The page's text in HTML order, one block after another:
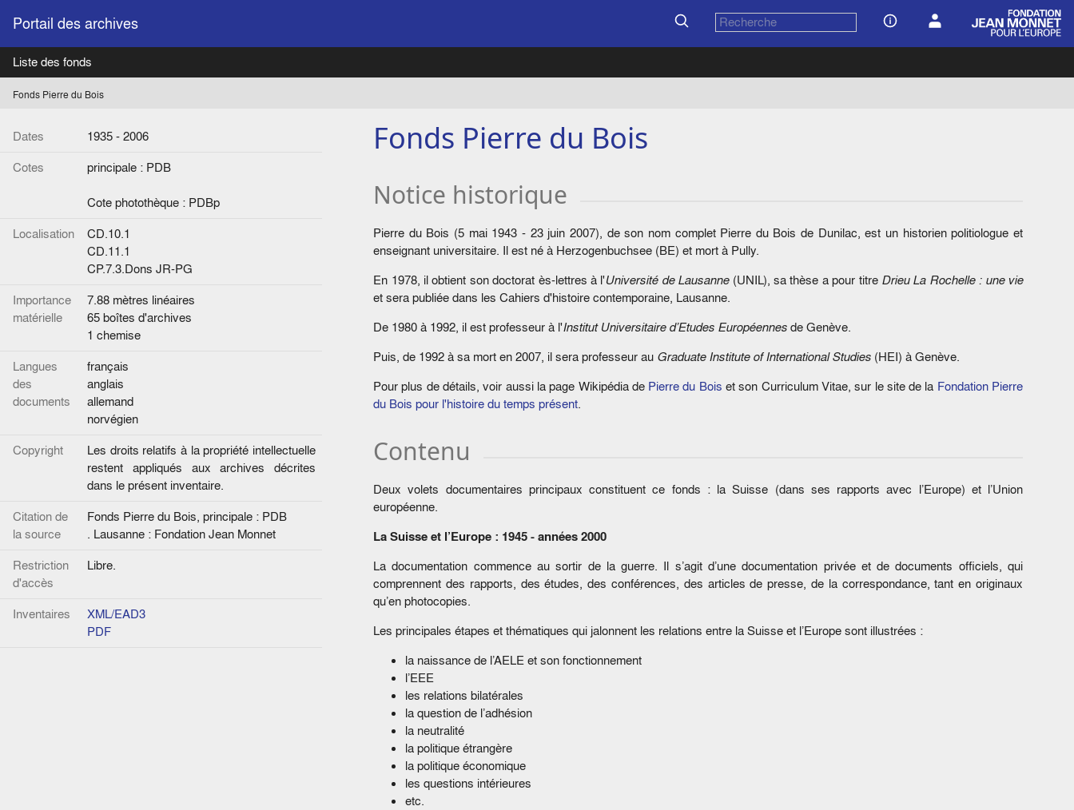
Portail des archives
Liste des fonds
Fonds Pierre du Bois
Dates
1935 - 2006
Cotes
principale : PDB
Cote photothèque : PDBp
Localisation
CD.10.1
CD.11.1
CP.7.3.Dons JR-PG
Importance
matérielle
7.88 mètres linéaires
65 boîtes d'archives
1 chemise
Langues
des
documents
français
anglais
allemand
norvégien
Copyright
Les droits relatifs à la propriété intellectuelle
restent appliqués aux archives décrites
dans le présent inventaire.
Citation de
la source
Fonds Pierre du Bois, principale : PDB
. Lausanne : Fondation Jean Monnet
Restriction
d'accès
Libre.
Inventaires
XML/EAD3
PDF
Fonds Pierre du Bois
Notice historique
Pierre du Bois (5 mai 1943 - 23 juin 2007), de son nom complet Pierre du Bois de Dunilac, est un historien politiologue et
enseignant universitaire. Il est né à Herzogenbuchsee (BE) et mort à Pully.
En 1978, il obtient son doctorat ès-lettres à l'Université de Lausanne(UNIL), sa thèse a pour titre Drieu La Rochelle : une vie
et sera publiée dans les Cahiers d'histoire contemporaine, Lausanne.
De 1980 à 1992, il est professeur à l'Institut Universitaire d’Etudes Européennesde Genève.
Puis, de 1992 à sa mort en 2007, il sera professeur au Graduate Institute of International Studies (HEI) à Genève.
Pour plus de détails, voir aussi la page Wikipédia de Pierre du Bois et son Curriculum Vitae, sur le site de la Fondation Pierre
du Bois pour l'histoire du temps présent.
Contenu
Deux volets documentaires principaux constituent ce fonds : la Suisse (dans ses rapports avec l’Europe) et l’Union
européenne.
La Suisse et l’Europe : 1945 - années 2000
La documentation commence au sortir de la guerre. Il s’agit d’une documentation privée et de documents officiels, qui
comprennent des rapports, des études, des conférences, des articles de presse, de la correspondance, tant en originaux
qu’en photocopies.
Les principales étapes et thématiques qui jalonnent les relations entre la Suisse et l’Europe sont illustrées :
la naissance de l’AELE et son fonctionnement
l’EEE
les relations bilatérales
la question de l’adhésion
la neutralité
la politique étrangère
la politique économique
les questions intérieures
etc.